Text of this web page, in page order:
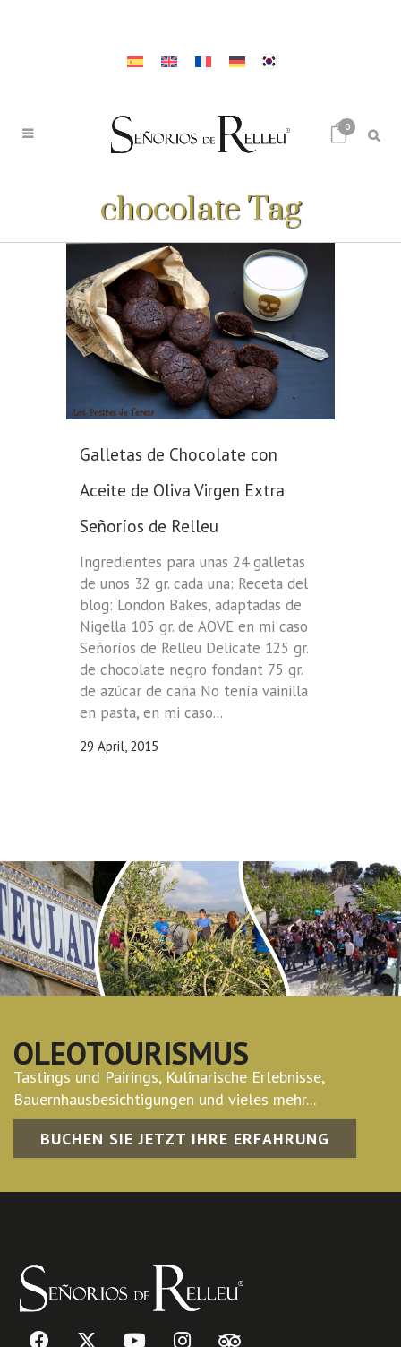
0
chocolate Tag
Galletas de Chocolate con
Aceite de Oliva Virgen Extra
Señoríos de Relleu
Ingredientes para unas 24 galletas
de unos 32 gr. cada una: Receta del
blog: London Bakes, adaptadas de
Nigella 105 gr. de AOVE en mi caso
Señoríos de Relleu Delicate 125 gr.
de chocolate negro fondant 75 gr.
de azúcar de caña No tenía vainilla
en pasta, en mi caso...
29 April, 2015
OLEOTOURISMUS
Tastings und Pairings, Kulinarische Erlebnisse,
Bauernhausbesichtigungen und vieles mehr...
BUCHEN SIE JETZT IHRE ERFAHRUNG